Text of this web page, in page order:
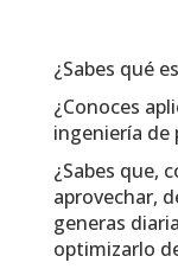
¿Sabes qué
¿Conoces
ingeniería de
¿Sabes que,
aprovechar,
generas
optimizarlo